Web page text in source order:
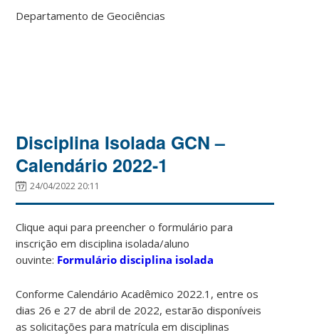
Departamento de Geociências
Disciplina Isolada GCN –
Calendário 2022-1
24/04/2022 20:11
Clique aqui para preencher o formulário para
inscrição em disciplina isolada/aluno
ouvinte: Formulário disciplina isolada
Conforme Calendário Acadêmico 2022.1, entre os
dias 26 e 27 de abril de 2022, estarão disponíveis
as solicitações para matrícula em disciplinas